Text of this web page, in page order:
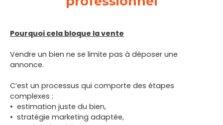
Pourquoi cela bloque la vente
Vendre un bien ne se limite pas à déposer une
annonce.
C’est un processus qui comporte des étapes
complexes :
estimation juste du bien,
stratégie marketing adaptée,